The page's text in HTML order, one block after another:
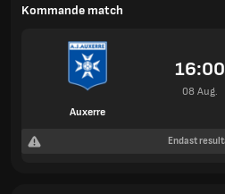
Kommande match
Auxerre
16:00
08 Aug.
Endast